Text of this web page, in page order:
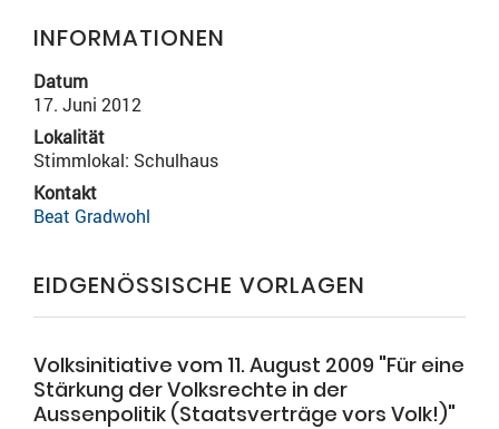
INFORMATIONEN
Datum
17. Juni 2012
Lokalität
Stimmlokal: Schulhaus
Kontakt
Beat Gradwohl
EIDGENÖSSISCHE VORLAGEN
Volksinitiative vom 11. August 2009 "Für eine
Stärkung der Volksrechte in der
Aussenpolitik (Staatsverträge vors Volk!)"